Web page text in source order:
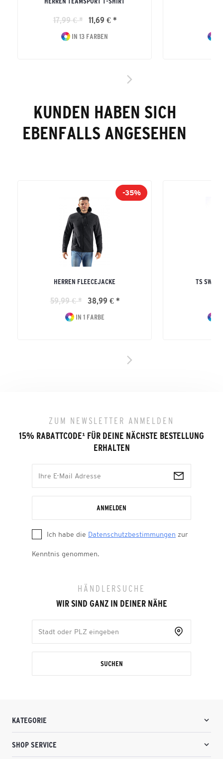
17,99 € * 11,69 € *
IN 13 FARBEN
KUNDEN HABEN SICH
EBENFALLS ANGESEHEN
-35%
HERREN FLEECEJACKE
59,99 € * 38,99 € *
IN 1 FARBE
TS
ZUM NEWSLETTER ANMELDEN
15% RABATTCODE¹ FÜR DEINE NÄCHSTE BESTELLUNG
ERHALTEN
ANMELDEN
Ich habe die Datenschutzbestimmungen zur
Kenntnis genommen.
HÄNDLERSUCHE
WIR SIND GANZ IN DEINER NÄHE
SUCHEN
KATEGORIE
SHOP SERVICE